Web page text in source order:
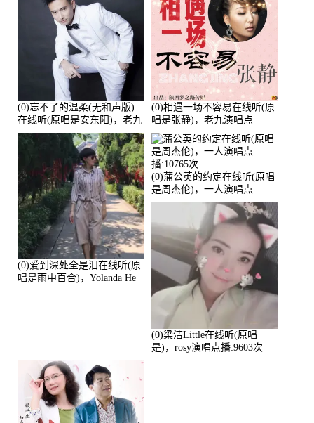
(0)忘不了的温柔(无和声版)
在线听(原唱是安东阳)，老九
演唱点播:17392次
(0)相遇一场不容易在线听(原
唱是张静)，老九演唱点
播:11453次
(0)爱到深处全是泪在线听(原
唱是雨中百合)，Yolanda He
(0)蒲公英的约定在线听(原唱
是周杰伦)，一人演唱点
播:10765次
(0)梁洁Little在线听(原唱
是)，rosy演唱点播:9603次